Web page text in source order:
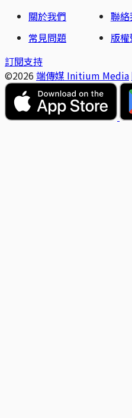
關於我們
聯
常見問題
版
訂閱支持
©2026 端傳媒 Initium Media